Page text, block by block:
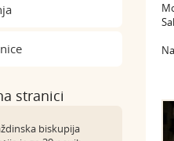
stranici
biskupija